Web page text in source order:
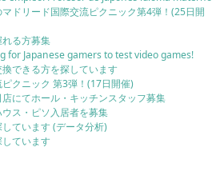
ドリード国際交流ピクニック第4弾！(25日開
る方募集
for Japanese gamers to test video games!
できる方を探しています
ピクニック 第3弾！(17日開催)
にてホール・キッチンスタッフ募集
ウス・ピソ入居者を募集
ています (データ分析)
ています